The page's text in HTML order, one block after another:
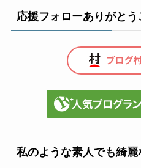
応援フォローありがとう
私のような素人でも綺麗